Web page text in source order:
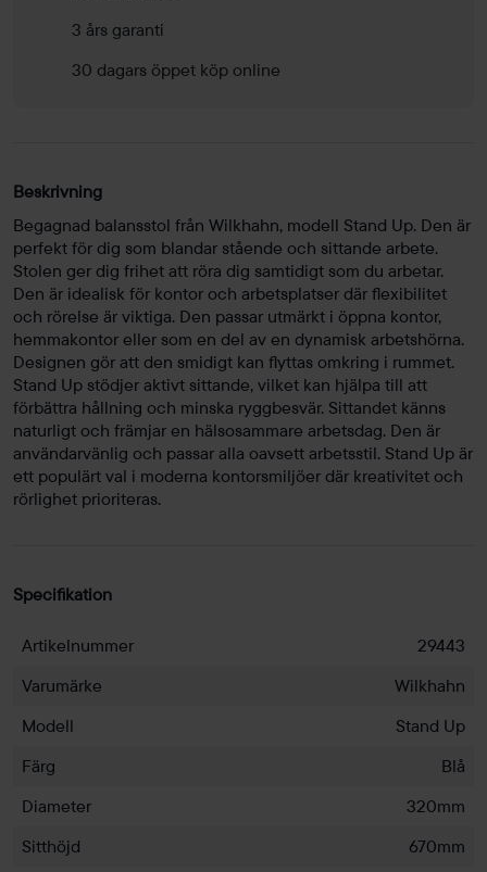
3 års garanti
30 dagars öppet köp online
Beskrivning
Begagnad balansstol från Wilkhahn, modell Stand Up. Den är
perfekt för dig som blandar stående och sittande arbete.
Stolen ger dig frihet att röra dig samtidigt som du arbetar.
Den är idealisk för kontor och arbetsplatser där flexibilitet
och rörelse är viktiga. Den passar utmärkt i öppna kontor,
hemmakontor eller som en del av en dynamisk arbetshörna.
Designen gör att den smidigt kan flyttas omkring i rummet.
Stand Up stödjer aktivt sittande, vilket kan hjälpa till att
förbättra hållning och minska ryggbesvär. Sittandet känns
naturligt och främjar en hälsosammare arbetsdag. Den är
användarvänlig och passar alla oavsett arbetsstil. Stand Up är
ett populärt val i moderna kontorsmiljöer där kreativitet och
rörlighet prioriteras.
Specifikation
Artikelnummer
29443
Varumärke
Wilkhahn
Modell
Stand Up
Färg
Blå
Diameter
320mm
Sitthöjd
670mm